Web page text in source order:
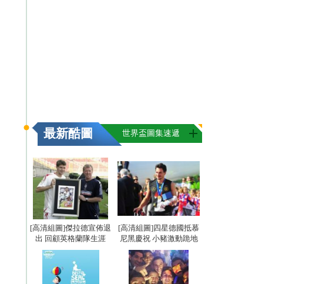
最新酷圖 世界盃圖集速遞
[高清組圖]傑拉德宣佈退
出 回顧英格蘭隊生涯
[高清組圖]四星德國抵慕
尼黑慶祝 小豬激動跪地